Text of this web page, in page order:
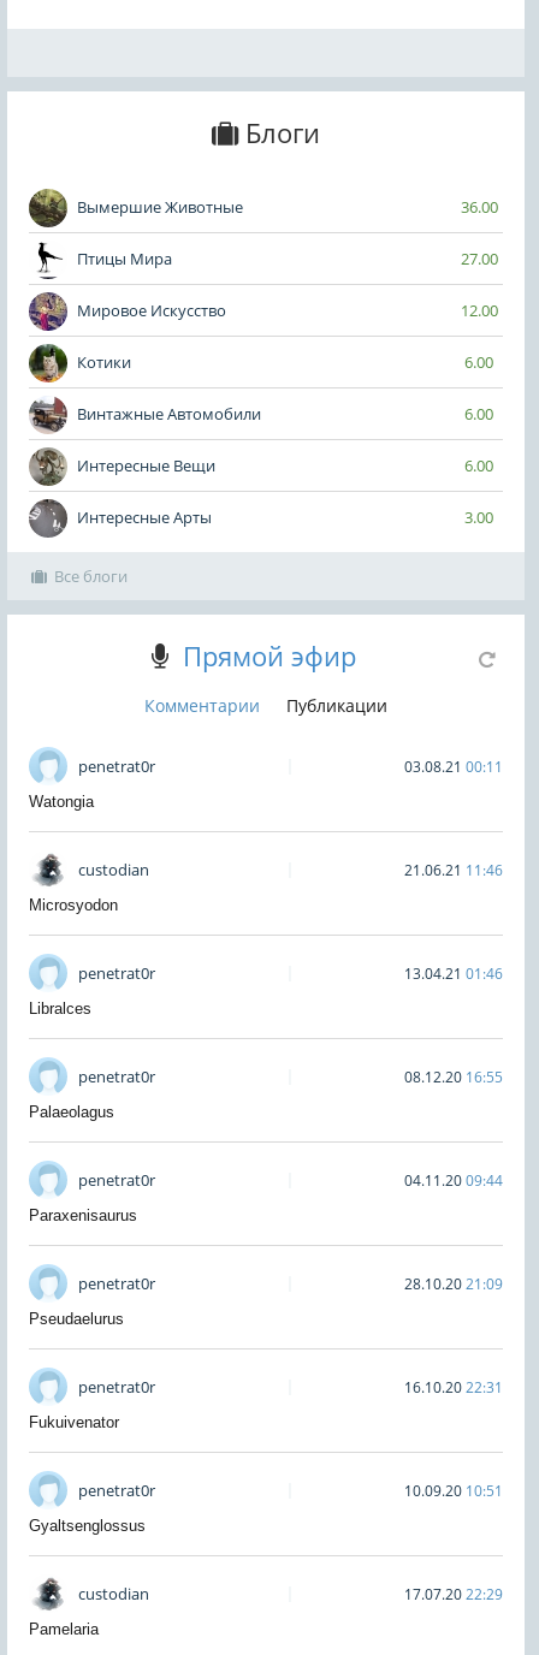
Блоги
Вымершие Животные 36.00
Птицы Мира 27.00
Мировое Искусство 12.00
Котики 6.00
Винтажные Автомобили 6.00
Интересные Вещи 6.00
Интересные Арты 3.00
Все блоги
Прямой эфир
Комментарии Публикации
penetrat0r 03.08.21 00:11
Watongia
custodian 21.06.21 11:46
Microsyodon
penetrat0r 13.04.21 01:46
Libralces
penetrat0r 08.12.20 16:55
Palaeolagus
penetrat0r 04.11.2009:44
Paraxenisaurus
penetrat0r 28.10.2021:09
Pseudaelurus
penetrat0r 16.10.2022:31
Fukuivenator
penetrat0r 10.09.20 10:51
Gyaltsenglossus
custodian 17.07.2022:29
Pamelaria